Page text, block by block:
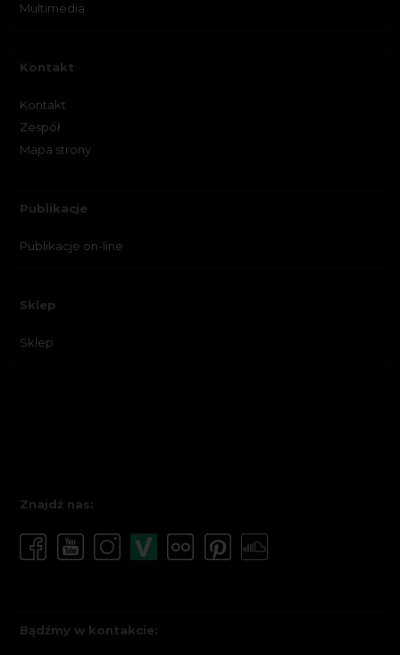
Multimedia
Kontakt
Kontakt
Zespół
Mapa strony
Publikacje
Publikacje on-line
Sklep
Sklep
Znajdź nas:
Bądźmy w kontakcie: